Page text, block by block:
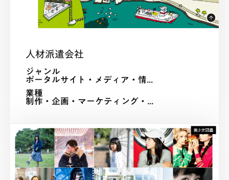
人材派遣会社
ジャンル
ポータルサイト・メディア・情...
業種
制作・企画・マーケティング・...